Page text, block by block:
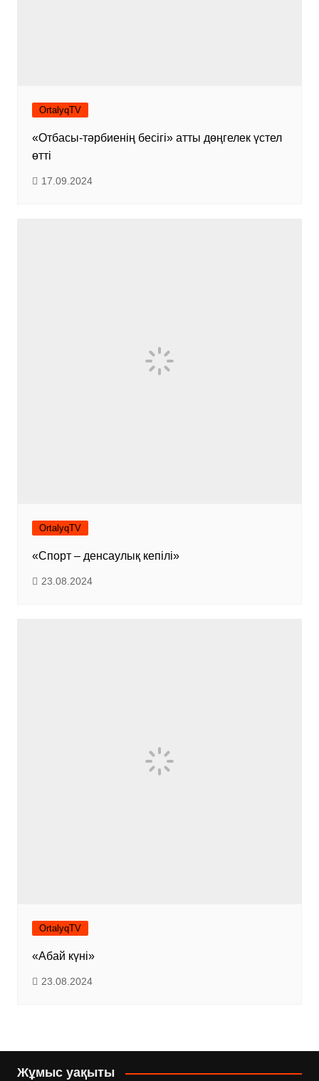
OrtalyqTV
«Отбасы-тәрбиенің бесігі» атты дөңгелек үстел
өтті
17.09.2024
OrtalyqTV
«Спорт – денсаулық кепілі»
23.08.2024
OrtalyqTV
«Абай күні»
23.08.2024
Жұмыс уақыты